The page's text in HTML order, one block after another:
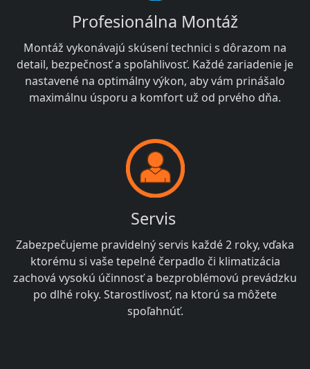
Profesionálna Montáž
Montáž vykonávajú skúsení technici s dôrazom na
detail, bezpečnosť a spoľahlivosť. Každé zariadenie je
nastavené na optimálny výkon, aby vám prinášalo
maximálnu úsporu a komfort už od prvého dňa.
Servis
Zabezpečujeme pravidelný servis každé 2 roky, vďaka
ktorému si vaše tepelné čerpadlo či klimatizácia
zachová vysokú účinnosť a bezproblémovú prevádzku
po dlhé roky. Starostlivosť, na ktorú sa môžete
spoľahnúť.